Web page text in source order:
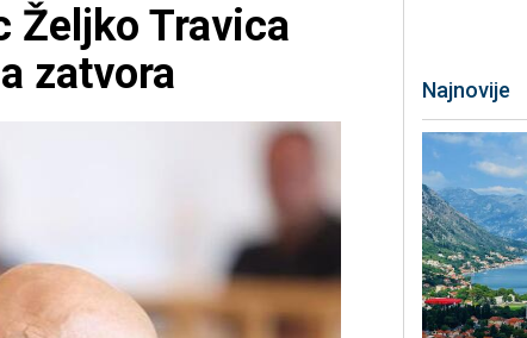
Željko Travica
zatvora
Najnovije